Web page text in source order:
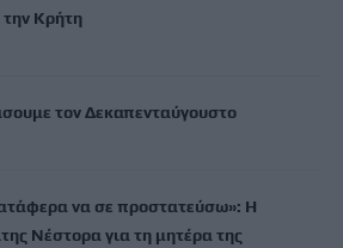
την Κρήτη
τον Δεκαπενταύγουστο
να σε προστατεύσω»: Η
Νέστορα για τη μητέρα της